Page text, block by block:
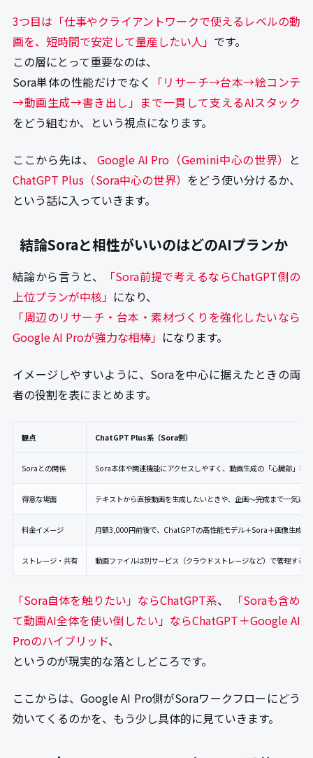
3つ目は「仕事やクライアントワークで使えるレベルの動
画を、短時間で安定して量産したい人」 です。
この層にとって重要なのは、
Sora単体の性能だけでなく
「リサーチ→台本→絵コンテ
→動画生成→書き出し」まで一貫して支えるAIスタック
をどう組むか、という視点になります。
ここから先は、Google AI Pro（Gemini中心の世界）
と
ChatGPT Plus（Sora中心の世界） をどう使い分けるか、
という話に入っていきます。
結論Soraと相性がいいのはどのAIプランか
結論から言うと、
「Sora前提で考えるならChatGPT側の
上位プランが中核」 になり、
「周辺のリサーチ・台本・素材づくりを強化したいなら
Google AI Proが強力な相棒」 になります。
イメージしやすいように、Soraを中心に据えたときの両
者の役割を表にまとめます。
観点 ChatGPT Plus系（Sora側）
Soraとの関係 Sora本体や関連機能にアクセスしやすく、動画生成の「心臓部」を
得意な場面 テキストから直接動画を生成したいときや、企画〜完成まで一気通
料金イメージ 月額3,000円前後で、ChatGPTの高性能モデル＋Sora＋画像生成AI
ストレージ・共有 動画ファイルは別サービス（クラウドストレージなど）で管理する
「Sora自体を触りたい」ならChatGPT系、
「Soraも含め
て動画AI全体を使い倒したい」ならChatGPT＋Google AI
Proのハイブリッド、
というのが現実的な落としどころです。
ここからは、Google AI Pro側がSoraワークフローにどう
効いてくるのかを、もう少し具体的に見ていきます。